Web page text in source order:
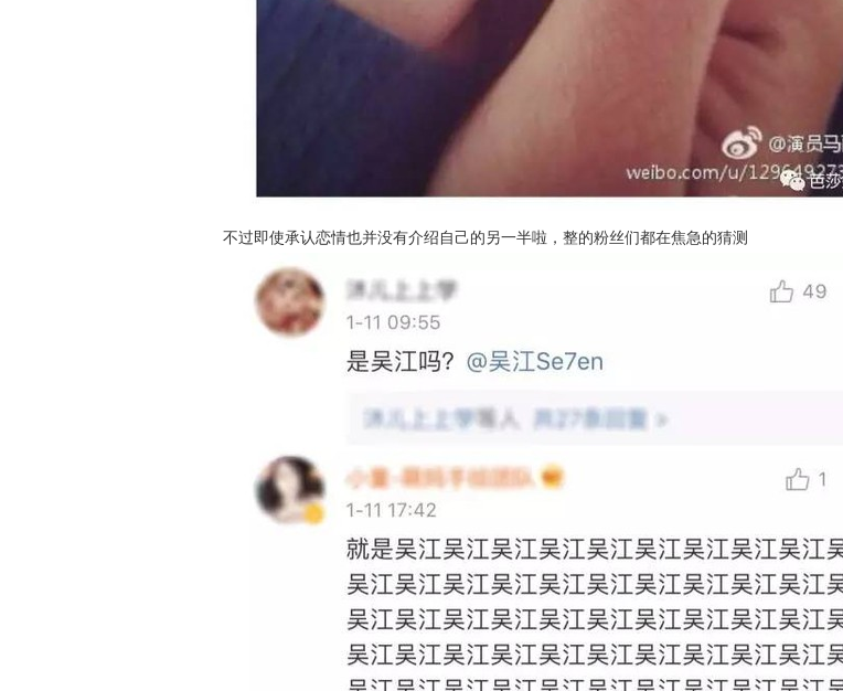
不过即使承认恋情也并没有介绍自己的另一半啦，整的粉丝们都在焦急的猜测